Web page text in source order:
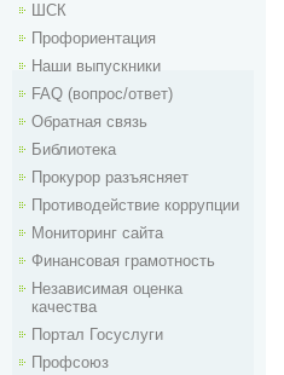
ШСК
Профориентация
Наши выпускники
FAQ (вопрос/ответ)
Обратная связь
Библиотека
Прокурор разъясняет
Противодействие коррупции
Мониторинг сайта
Финансовая грамотность
Независимая оценка
качества
Портал Госуслуги
Профсоюз